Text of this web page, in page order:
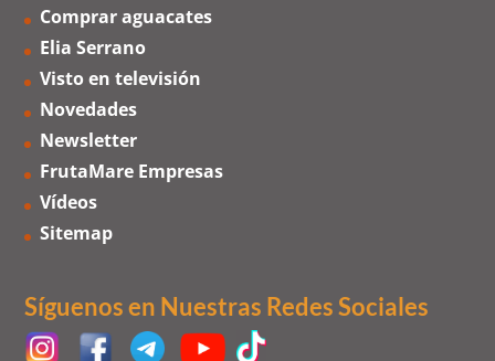
Comprar aguacates
Elia Serrano
Visto en televisión
Novedades
Newsletter
FrutaMare Empresas
Vídeos
Sitemap
Síguenos en Nuestras Redes Sociales